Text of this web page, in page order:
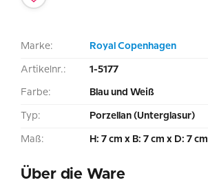
Marke: Royal Copenhagen
Artikelnr.: 1-5177
Farbe: Blau und Weiß
Typ: Porzellan (Unterglasur)
Maß: H: 7 cm x B: 7 cm x D: 7 cm
Über die Ware